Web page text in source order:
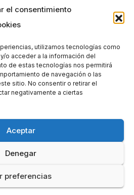
el consentimiento
utilizamos tecnologías como
o acceder a la información del
de estas tecnologías nos permitirá
de navegación o las
sitio. No consentir o retirar el
negativamente a ciertas
Aceptar
Denegar
preferencias
de